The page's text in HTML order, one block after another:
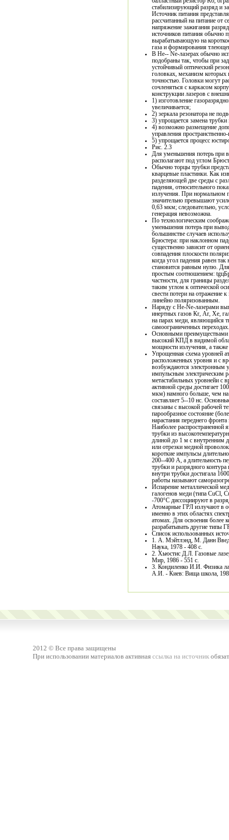
стабилизирующий разряд и
Источник питания
рассчитанный на питание от
напряжение зажигания
источников питания обычно
вырабатывающую на
газа и формирования
В Не-- Ne-лазерах обычно
подобраны так, чтобы при
устойчивый оптический
головках, механизм которых
точностью. Головки могут
сочленяться с каркасом
конструкции лазеров с
1) изготовление
увеличивается;
2) зеркала резонатора не
3) упрощается замена трубки
4) возможно размещение
управления
5) упрощается процесс
Рис. 2.3
Для уменьшения потерь при
располагают под углом
Обычно торцы трубки
кварцевые пластинки. Как
разделяющей две среды с
падения, относительного
излучения. При нормальном
значительно превышают
0,63 мкм; следовательно,
генерация невозможна.
По технологическим
уменьшения потерь при
большинстве случаев
Брюстера: при наклонном
существенно зависит от
совпадения плоскости
когда угол падения равен
становится равным нулю.
простым соотношением:
частности, для границы
таким углом к оптической
свести потери на отражение
линейно поляризованным.
Наряду с He-Ne-лазерами
инертных газов Кr, Аr, Хе,
на парах меди, являющийся
самоограниченных переходах.
Основными преимуществами
высокий КПД в видимой
мощности излучения, а
Упрощенная схема уровней
расположенных уровня и с временем жизни 0,4 и 0,8 мкс эффективно
возбуждаются электронным
импульсным электрическим
метастабильных уровнейи с временем жизни около 1 мкс. Коэффициент усиления
активной среды достигает
мкм) намного больше, чем
составляет 5--10 нс.
связаны с высокой рабочей
парообразное состояние
нарастания переднего
Наиболее распространенной является
трубки из
длиной до 1 м с внутренним
или отрезки медной
короткие импульсы
200--400 А, а длительность
трубки и разрядного
внутри трубки достигала
работы называют
Испарение металлической
галогенов меди (типа CuCl,
-700°С диссоциируют в
Атомарные ГРЛ излучают в
именно в этих областях
атомах. Для освоения более
разрабатывать другие типы
Список использованных
1. А. Мэйтлэнд, М. Данн
Наука, 1978 - 408 с.
2. Хьюстис Д.Л. Газовые
Мир, 1986 - 551 с.
3. Кондиленко И.И. Физика
А.И. - Киев: Вища школа,
2012 © Все права защищены
При использовании материалов активная ссылка на источник